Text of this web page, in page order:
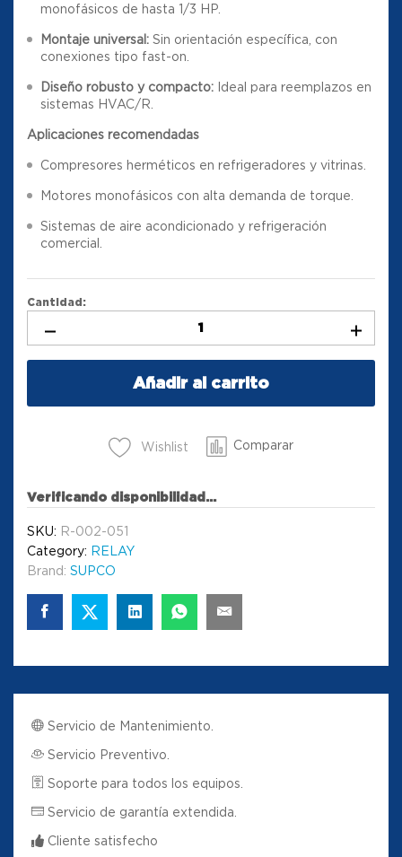
monofásicos de hasta 1/3 HP.
Montaje universal: Sin orientación específica, con
conexiones tipo fast-on.
Diseño robusto y compacto: Ideal para reemplazos en
sistemas HVAC/R.
Aplicaciones recomendadas
Compresores herméticos en refrigeradores y vitrinas.
Motores monofásicos con alta demanda de torque.
Sistemas de aire acondicionado y refrigeración
comercial.
Cantidad:
Añadir al carrito
Wishlist Comparar
Verificando disponibilidad...
SKU: R-002-051
Category: RELAY
Brand: SUPCO
Servicio de Mantenimiento.
Servicio Preventivo.
Soporte para todos los equipos.
Servicio de garantía extendida.
Cliente satisfecho